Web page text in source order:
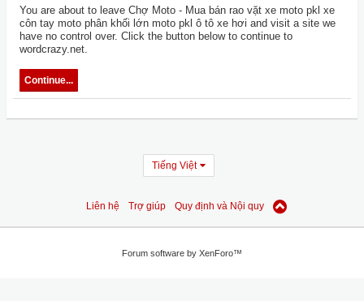
You are about to leave Chợ Moto - Mua bán rao vặt xe moto pkl xe
côn tay moto phân khối lớn moto pkl ô tô xe hơi and visit a site we
have no control over. Click the button below to continue to
wordcrazy.net.
Continue...
Tiếng Việt
Liên hệ Trợ giúp Quy định và Nội quy
Forum software by XenForo™